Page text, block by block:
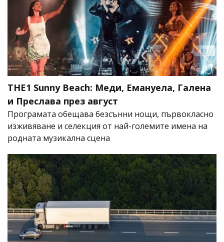
THE1 Sunny Beach: Меди, Емануела, Галена
и Преслава през август
Програмата обещава безсънни нощи, първокласно
изживяване и селекция от най-големите имена на
родната музикална сцена